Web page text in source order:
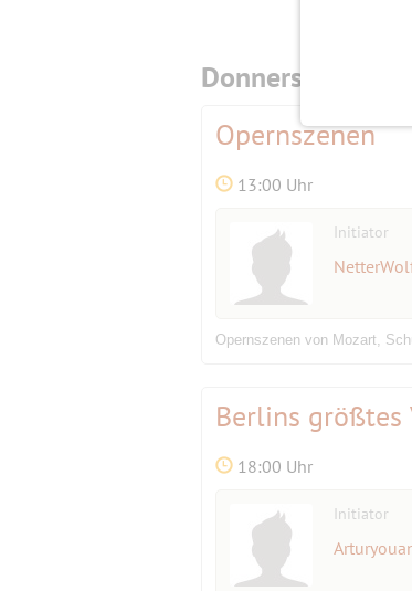
Donnerstag,
Opernszenen
13:00 Uhr
Initiator
Opernszenen von Mozart,
Berlins größtes
18:00 Uhr
Initiator